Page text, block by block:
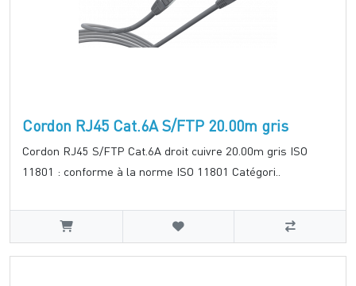
Cordon RJ45 Cat.6A S/FTP 20.00m gris
Cordon RJ45 S/FTP Cat.6A droit cuivre 20.00m gris ISO
11801 : conforme à la norme ISO 11801 Catégori..